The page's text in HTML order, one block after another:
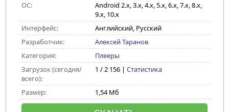
ОС:
Android 2.x, 3.x, 4.x, 5.x, 6.x, 7.x, 8.x,
9.x, 10.x
Интерфейс:
Английский, Русский
Разработчик:
Алексей Таранов
Категория:
Плееры
Загрузок (сегодня/
всего):
1 / 2 156 | Статистика
Размер: 1,54 Мб